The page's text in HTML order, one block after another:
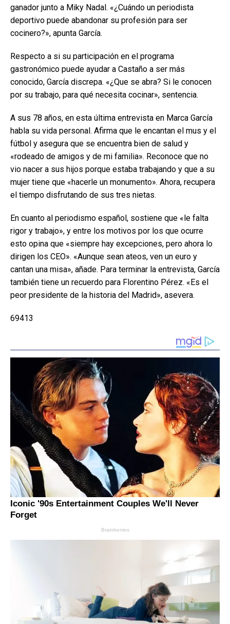
ganador junto a Miky Nadal. «¿Cuándo un periodista
deportivo puede abandonar su profesión para ser
cocinero?», apunta García.
Respecto a si su participación en el programa
gastronómico puede ayudar a Castaño a ser más
conocido, García discrepa. «¿Que se abra? Si le conocen
por su trabajo, para qué necesita cocinar», sentencia.
A sus 78 años, en esta última entrevista en Marca García
habla su vida personal. Afirma que le encantan el mus y el
fútbol y asegura que se encuentra bien de salud y
«rodeado de amigos y de mi familia». Reconoce que no
vio nacer a sus hijos porque estaba trabajando y que a su
mujer tiene que «hacerle un monumento». Ahora, recupera
el tiempo disfrutando de sus tres nietas.
En cuanto al periodismo español, sostiene que «le falta
rigor y trabajo», y entre los motivos por los que ocurre
esto opina que «siempre hay excepciones, pero ahora lo
dirigen los CEO». «Aunque sean ateos, ven un euro y
cantan una misa», añade. Para terminar la entrevista, García
también tiene un recuerdo para Florentino Pérez. «Es el
peor presidente de la historia del Madrid», asevera.
69413